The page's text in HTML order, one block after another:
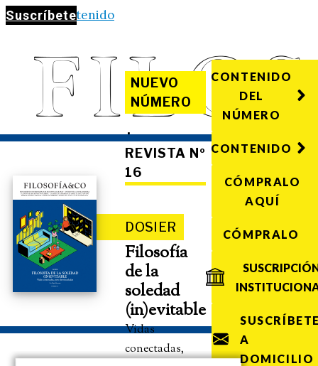
Suscríbete
Saltar al contenido
NUEVO
NÚMERO
·
REVISTA Nº
16
DOSIER
Filosofía
de la
soledad
(in)evitable
Vidas
conectadas,
CONTENIDO
DEL
NÚMERO
CONTENIDO
CÓMPRALO
AQUÍ
CÓMPRALO
A
DOMICILIO